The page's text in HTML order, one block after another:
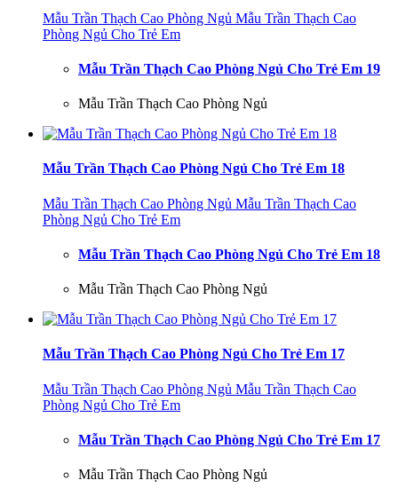
Mẫu Trần Thạch Cao Phòng Ngủ Mẫu Trần Thạch Cao
Phòng Ngủ Cho Trẻ Em
Mẫu Trần Thạch Cao Phòng Ngủ Cho Trẻ Em 19
Mẫu Trần Thạch Cao Phòng Ngủ
Mẫu Trần Thạch Cao Phòng Ngủ Cho Trẻ Em 18
Mẫu Trần Thạch Cao Phòng Ngủ Mẫu Trần Thạch Cao
Phòng Ngủ Cho Trẻ Em
Mẫu Trần Thạch Cao Phòng Ngủ Cho Trẻ Em 18
Mẫu Trần Thạch Cao Phòng Ngủ
Mẫu Trần Thạch Cao Phòng Ngủ Cho Trẻ Em 17
Mẫu Trần Thạch Cao Phòng Ngủ Mẫu Trần Thạch Cao
Phòng Ngủ Cho Trẻ Em
Mẫu Trần Thạch Cao Phòng Ngủ Cho Trẻ Em 17
Mẫu Trần Thạch Cao Phòng Ngủ